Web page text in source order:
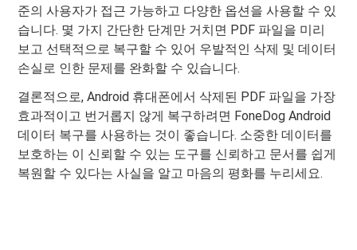
준의 사용자가 접근 가능하고 다양한 옵션을 사용할 수 있
습니다. 몇 가지 간단한 단계만 거치면 PDF 파일을 미리
보고 선택적으로 복구할 수 있어 우발적인 삭제 및 데이터
손실로 인한 문제를 완화할 수 있습니다.
결론적으로, Android 휴대폰에서 삭제된 PDF 파일을 가장
효과적이고 번거롭지 않게 복구하려면 FoneDog Android
데이터 복구를 사용하는 것이 좋습니다. 소중한 데이터를
보호하는 이 신뢰할 수 있는 도구를 신뢰하고 문서를 쉽게
복원할 수 있다는 사실을 알고 마음의 평화를 누리세요.